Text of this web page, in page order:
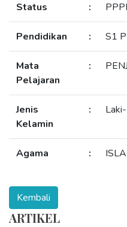
Status :
Pendidikan : S1
Mata
Pelajaran
:
Jenis
Kelamin
:
Agama :
ARTIKEL